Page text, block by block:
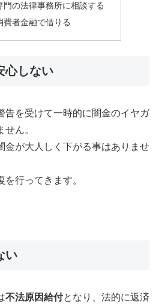
門の法律事務所に相談する
費者金融で借りる
心しない
告を受けて一時的に闇金のイヤガ
ん。
金が大人しく下がる事はありませ
行ってきます。
い
不法原因給付となり、法的に返済